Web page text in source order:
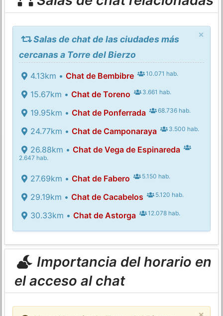
×
Salas de chat de las ciudades más
cercanas a Torre del Bierzo
4.13km • Chat de Bembibre 10.071 hab.
15.67km • Chat de Toreno 3.661 hab.
19.95km • Chat de Ponferrada 68.736 hab.
24.77km • Chat de Camponaraya 3.500 hab.
26.88km • Chat de Vega de Espinareda
2.647 hab.
27.69km • Chat de Fabero 5.150 hab.
29.19km • Chat de Cacabelos 5.120 hab.
30.33km • Chat de Astorga 12.078 hab.
Importancia del horario en
el acceso al chat